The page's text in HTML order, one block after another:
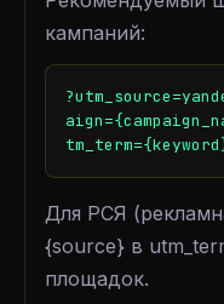
кампаний:
Для РСЯ
{source} в
площадок.